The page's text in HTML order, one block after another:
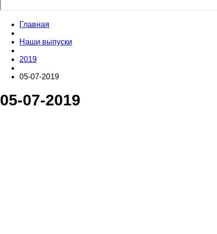
Главная
Наши выпуски
2019
05-07-2019
05-07-2019